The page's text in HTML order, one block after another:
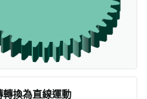
換為直線運動